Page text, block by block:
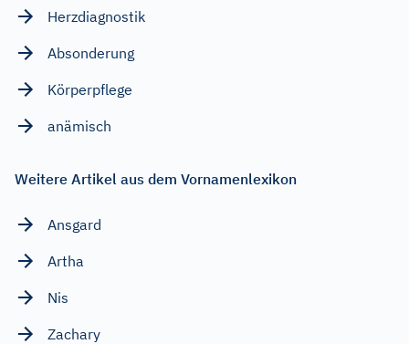
Herzdiagnostik
Absonderung
Körperpflege
anämisch
Weitere Artikel aus dem Vornamenlexikon
Ansgard
Artha
Nis
Zachary